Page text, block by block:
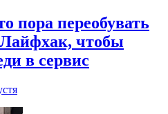
пора переобувать
чтобы
в сервис